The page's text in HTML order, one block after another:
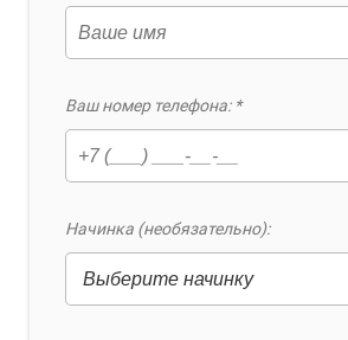
Ваш номер телефона: *
Начинка (необязательно):